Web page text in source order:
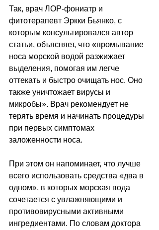
Так, врач ЛОР-фониатр и
фитотерапевт Эркки Бьянко, с
которым консультировался автор
статьи, объясняет, что «промывание
носа морской водой разжижает
выделения, помогая им легче
оттекать и быстро очищать нос. Оно
также уничтожает вирусы и
микробы». Врач рекомендует не
терять время и начинать процедуры
при первых симптомах
заложенности носа.
При этом он напоминает, что лучше
всего использовать средства «два в
одном», в которых морская вода
сочетается с увлажняющими и
противовирусными активными
ингредиентами. По словам доктора